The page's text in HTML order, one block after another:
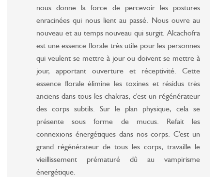
nous donne la force de percevoir les postures
enracinées qui nous lient au passé. Nous ouvre au
nouveau et au temps nouveau qui surgit. Alcachofra
est une essence florale très utile pour les personnes
qui veulent se mettre à jour ou doivent se mettre à
jour, apportant ouverture et réceptivité. Cette
essence florale élimine les toxines et résidus très
anciens dans tous les chakras, c'est un régénérateur
des corps subtils. Sur le plan physique, cela se
présente sous forme de mucus. Refait les
connexions énergétiques dans nos corps. C'est un
grand régénérateur de tous les corps, travaille le
vieillissement prématuré dû au vampirisme
énergétique.